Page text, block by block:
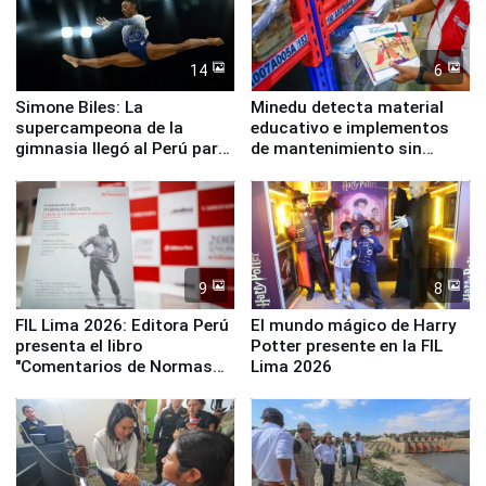
14
Simone Biles: La
supercampeona de la
gimnasia llegó al Perú para
Panamericanos Lima 2027
6
Minedu detecta material
educativo e implementos
de mantenimiento sin
la UGEL 2
9
FIL Lima 2026: Editora Perú
presenta el libro
"Comentarios de Normas
Derecho Colectivo"
8
El mundo mágico de Harry
Potter presente en la FIL
Lima 2026